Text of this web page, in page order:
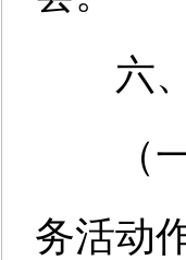
六
（
务活动